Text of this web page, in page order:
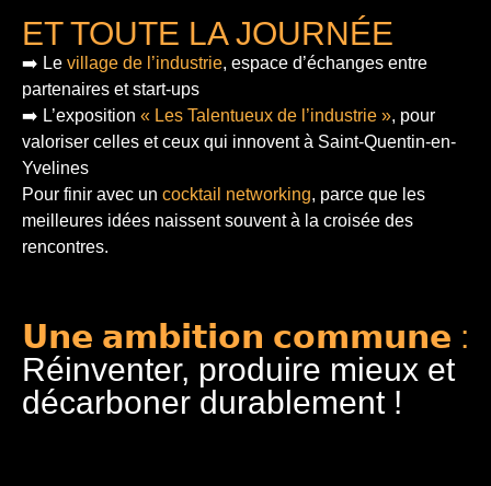
ET TOUTE LA JOURNÉE
➡️ Le village de l’industrie, espace d’échanges entre
partenaires et start-ups
➡️ L’exposition « Les Talentueux de l’industrie », pour
valoriser celles et ceux qui innovent à Saint-Quentin-en-
Yvelines
Pour finir avec un cocktail networking, parce que les
meilleures idées naissent souvent à la croisée des
rencontres.
𝗨𝗻𝗲 𝗮𝗺𝗯𝗶𝘁𝗶𝗼𝗻 𝗰𝗼𝗺𝗺𝘂𝗻𝗲 :
Réinventer, produire mieux et
décarboner durablement !